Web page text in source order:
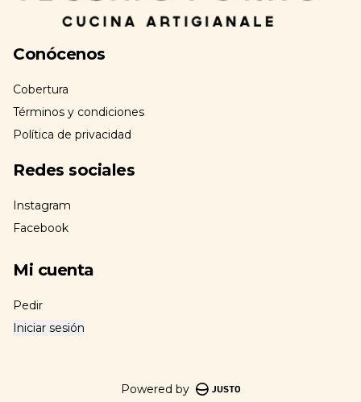
Conócenos
Cobertura
Términos y condiciones
Política de privacidad
Redes sociales
Instagram
Facebook
Mi cuenta
Pedir
Iniciar sesión
Powered by